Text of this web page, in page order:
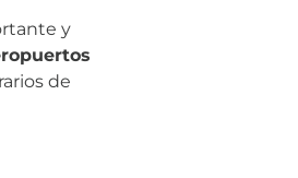
y
de